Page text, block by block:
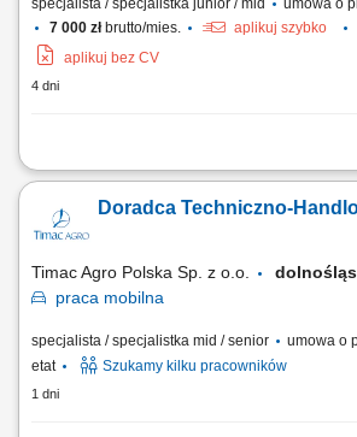
specjalista / specjalistka junior / mid umowa o
7 000 złbrutto/mies.
aplikuj szybko
aplikuj bez CV
4 dni
Zakres obowiązków: aktywne pozyskiwanie
techniczne i dobór rozwiązań. prezentowanie
oraz kompleksowych rozwiązań dla klientów;
Doradca Techniczno-
Timac Agro Polska Sp. z o.o.
praca mobilna
specjalista / specjalistka mid / senior umowa o
etat
Szukamy kilku pracowników
1 dni